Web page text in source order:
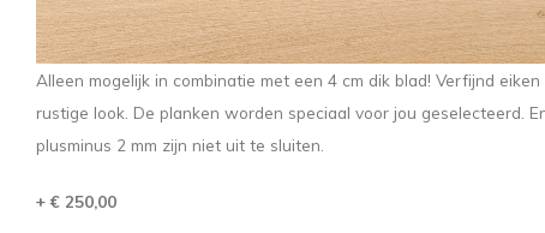
Alleen mogelijk in combinatie met een 4 cm dik blad! Verfijnd
rustige look. De planken worden speciaal voor jou geselecteerd.
plusminus 2 mm zijn niet uit te sluiten.
+ € 250,00